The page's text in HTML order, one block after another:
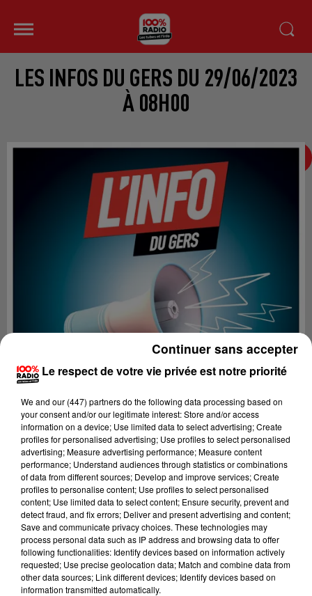
LES INFOS DU GERS DU 29/06/2023
À 08H00
Lecture (4 min 19 sec)
100%
Le respect de votre vie privée est notre priorité
We and our (447) partnersdo the following data processing based on
your consent and/or our legitimate interest: Store and/or access
information on a device; Use limited data to select advertising; Create
profiles for personalised advertising; Use profiles to select personalised
advertising; Measure advertising performance; Measure content
performance; Understand audiences through statistics or combinations
of data from different sources; Develop and improve services; Create
profiles to personalise content; Use profiles to select personalised
content; Use limited data to select content; Ensure security, prevent and
detect fraud, and fix errors; Deliver and present advertising and content;
Save and communicate privacy choices. These technologies may
process personal data such as IP address and browsing data to offer
following functionalities: Identify devices based on information actively
requested; Use precise geolocation data; Match and combine data from
other data sources; Link different devices; Identify devices based on
information transmitted automatically.
Continuer sans accepter